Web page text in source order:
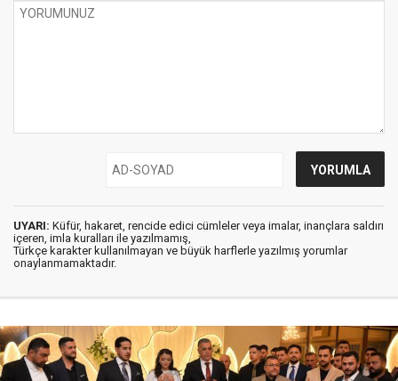
UYARI: Küfür, hakaret, rencide edici cümleler veya imalar, inançlara saldırı
içeren, imla kuralları ile yazılmamış,
Türkçe karakter kullanılmayan ve büyük harflerle yazılmış yorumlar
onaylanmamaktadır.